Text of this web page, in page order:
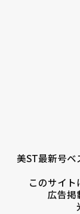
美ST最新号ベ
このサイト
広告掲